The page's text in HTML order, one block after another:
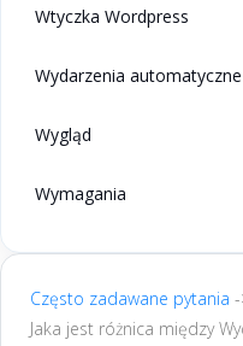
Wtyczka Wordpress
Wydarzenia automatyczne
Wygląd
Wymagania
Często zadawane pytania
Jaka jest różnica między